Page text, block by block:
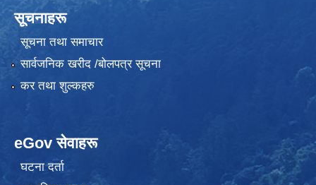
सूचनाहरू
सूचना तथा समाचार
सार्वजनिक खरीद /बोलपत्र सूचना
कर तथा शुल्कहरु
eGov सेवाहरू
घटना दर्ता